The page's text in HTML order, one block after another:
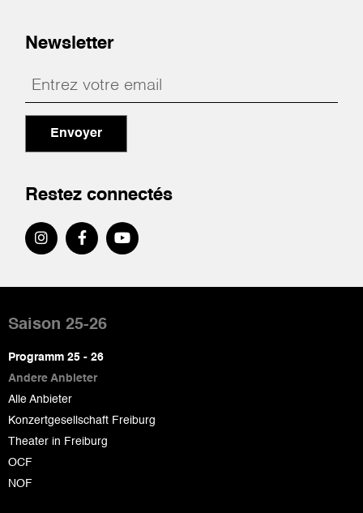
Newsletter
Envoyer
Restez connectés
de
page
Saison 25-26
Programm 25 - 26
Andere Anbieter
Alle Anbieter
Konzertgesellschaft Freiburg
Theater in Freiburg
OCF
NOF